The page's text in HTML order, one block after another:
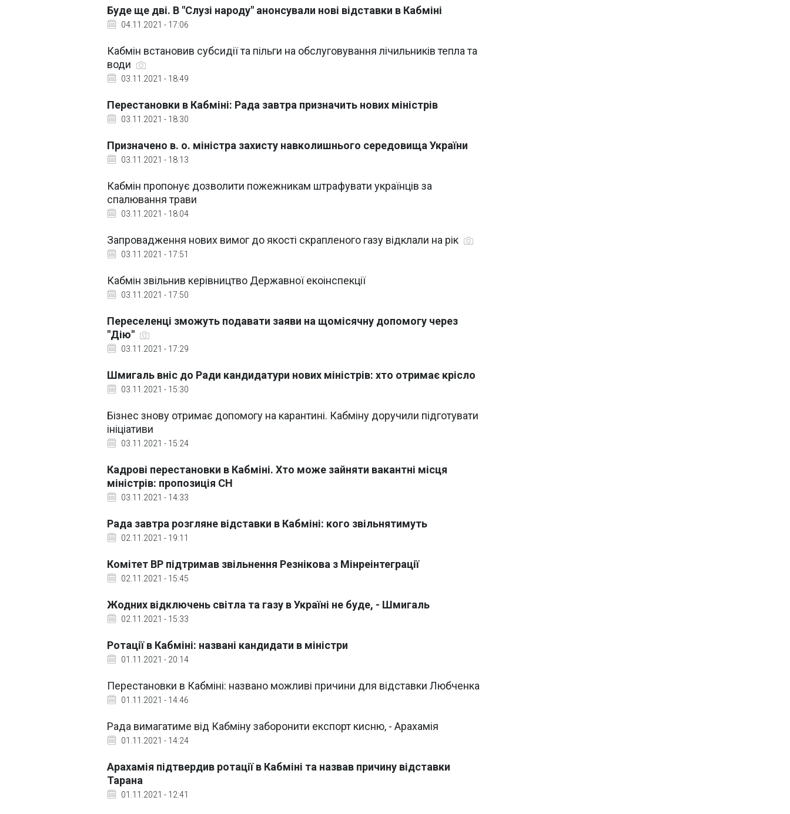
Буде ще дві. В "Слузі народу" анонсували нові відставки в Кабміні
04.11.2021 - 17:06
Кабмін встановив субсидії та пільги на обслуговування лічильників тепла та
води
03.11.2021 - 18:49
Перестановки в Кабміні: Рада завтра призначить нових міністрів
03.11.2021 - 18:30
Призначено в. о. міністра захисту навколишнього середовища України
03.11.2021 - 18:13
Кабмін пропонує дозволити пожежникам штрафувати українців за
спалювання трави
03.11.2021 - 18:04
Запровадження нових вимог до якості скрапленого газу відклали на рік
03.11.2021 - 17:51
Кабмін звільнив керівництво Державної екоінспекції
03.11.2021 - 17:50
Переселенці зможуть подавати заяви на щомісячну допомогу через
"Дію"
03.11.2021 - 17:29
Шмигаль вніс до Ради кандидатури нових міністрів: хто отримає крісло
03.11.2021 - 15:30
Бізнес знову отримає допомогу на карантині. Кабміну доручили підготувати
ініціативи
03.11.2021 - 15:24
Кадрові перестановки в Кабміні. Хто може зайняти вакантні місця
міністрів: пропозиція СН
03.11.2021 - 14:33
Рада завтра розгляне відставки в Кабміні: кого звільнятимуть
02.11.2021 - 19:11
Комітет ВР підтримав звільнення Резнікова з Мінреінтеграції
02.11.2021 - 15:45
Жодних відключень світла та газу в Україні не буде, - Шмигаль
02.11.2021 - 15:33
Ротації в Кабміні: названі кандидати в міністри
01.11.2021 - 20:14
Перестановки в Кабміні: названо можливі причини для відставки Любченка
01.11.2021 - 14:46
Рада вимагатиме від Кабміну заборонити експорт кисню, - Арахамія
01.11.2021 - 14:24
Арахамія підтвердив ротації в Кабміні та назвав причину відставки
Тарана
01.11.2021 - 12:41